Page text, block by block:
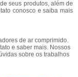
seus produtos, além de
conosco e saiba mais
de ar comprimido.
e saber mais. Nossos
sobre os trabalhos